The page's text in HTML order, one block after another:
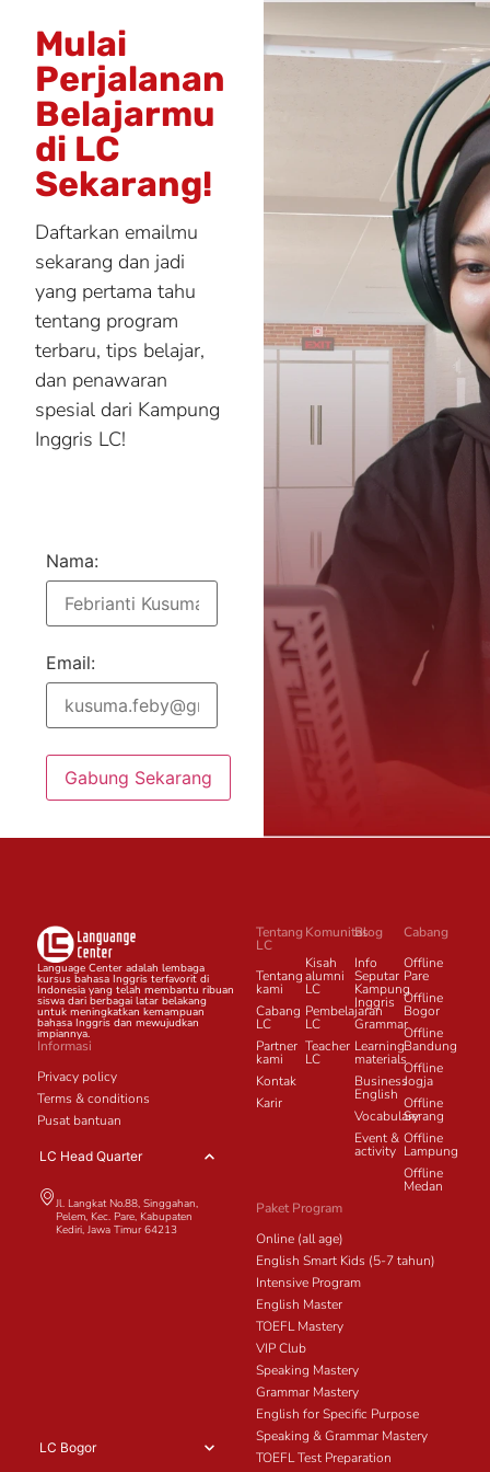
Mulai
Perjalanan
Belajarmu
di LC
Sekarang!
Daftarkan emailmu
sekarang dan jadi
yang pertama tahu
tentang program
terbaru, tips belajar,
dan penawaran
spesial dari Kampung
Inggris LC!
Nama:
Email:
Gabung Sekarang
Language Center adalah lembaga
kursus bahasa Inggris terfavorit di
Indonesia yang telah membantu ribuan
siswa dari berbagai latar belakang
untuk meningkatkan kemampuan
bahasa Inggris dan mewujudkan
impiannya.
Informasi
Privacy policy
Terms & conditions
Pusat bantuan
LC Head Quarter
Jl. Langkat No.88, Singgahan,
Pelem, Kec. Pare, Kabupaten
Kediri, Jawa Timur 64213
LC Bogor
Tentang
LC
Tentang
kami
Cabang
LC
Partner
kami
Kontak
Karir
Komunitas
Kisah
alumni
LC
Pembelajaran
LC
Teacher
LC
Blog
Info
Seputar
Kampung
Inggris
Grammar
Learning
materials
Business
English
Vocabulary
Event &
activity
Cabang
Offline
Pare
Offline
Bogor
Offline
Bandung
Offline
Jogja
Offline
Serang
Offline
Lampung
Offline
Medan
Paket Program
Online (all age)
English Smart Kids (5-7 tahun)
Intensive Program
English Master
TOEFL Mastery
VIP Club
Speaking Mastery
Grammar Mastery
English for Specific Purpose
Speaking & Grammar Mastery
TOEFL Test Preparation